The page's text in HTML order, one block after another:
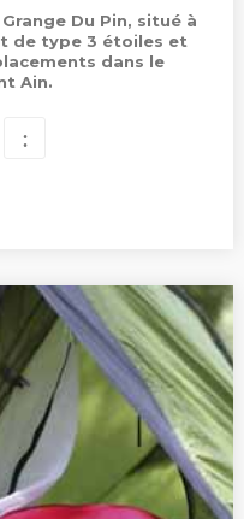
Du Pin, situé à
de type 3 étoiles et
dans le
Ain.